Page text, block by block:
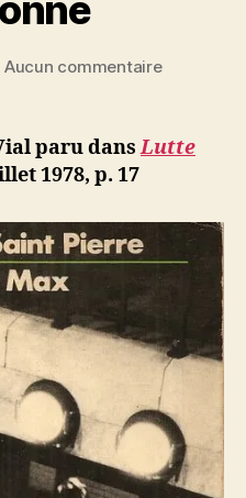
de
N
ji
b
Aucun commentairesur
Vial
:
paru dansLutte
1978, p. 17